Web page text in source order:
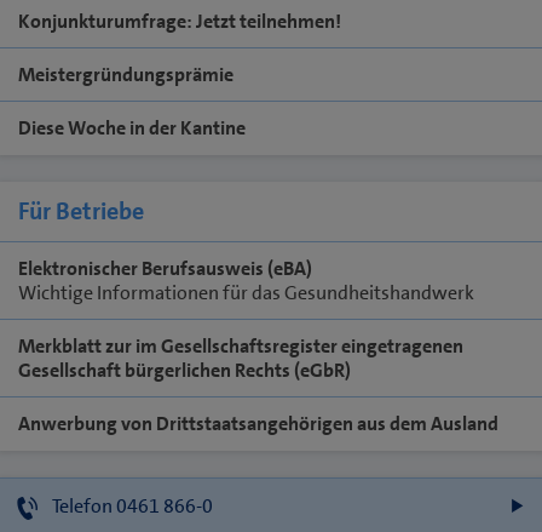
Konjunkturumfrage: Jetzt teilnehmen!
Meistergründungsprämie
Diese Woche in der Kantine
Für Betriebe
Elektronischer Berufsausweis (eBA)
Wichtige Informationen für das Gesundheitshandwerk
Merkblatt zur im Gesellschaftsregister eingetragenen
Gesellschaft bürgerlichen Rechts (eGbR)
Anwerbung von Drittstaatsangehörigen aus dem Ausland
Telefon 0461 866-0